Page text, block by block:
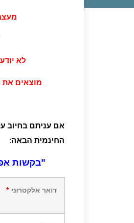
לא
מוצאים
אם עניתם בחיוב
החינמית הבאה:
"בקשות
דואר אלקטרוני *